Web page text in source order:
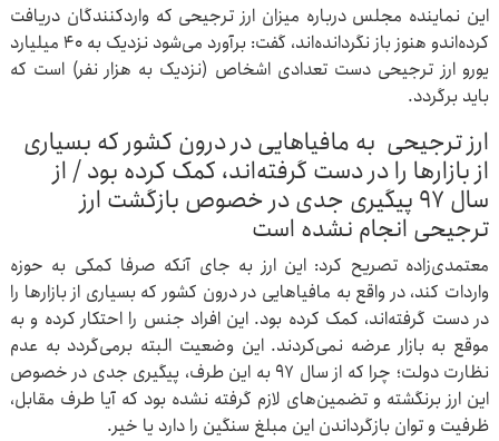
این نماینده مجلس درباره میزان ارز ترجیحی که واردکنندگان دریافت
کرده‌اندو هنوز باز نگردانده‌اند، گفت: برآورد می‌شود نزدیک به ۴۰ میلیارد
یورو ارز ترجیحی دست تعدادی اشخاص (نزدیک به هزار نفر) است که
باید برگردد.
ارز ترجیحی به مافیاهایی در درون کشور که بسیاری
از بازارها را در دست گرفته‌اند، کمک کرده بود / از
سال ۹۷ پیگیری جدی در خصوص بازگشت ارز
ترجیحی انجام نشده است
معتمدی‌زاده تصریح کرد: این ارز به جای آنکه صرفا کمکی به حوزه
واردات کند، در واقع به مافیاهایی در درون کشور که بسیاری از بازارها را
در دست گرفته‌اند، کمک کرده بود. این افراد جنس را احتکار کرده و به
موقع به بازار عرضه نمی‌کردند. این وضعیت البته برمی‌گردد به عدم
نظارت دولت؛ چرا که از سال ۹۷ به این طرف، پیگیری جدی در خصوص
این ارز برنگشته و تضمین‌های لازم گرفته نشده بود که آیا طرف مقابل،
ظرفیت و توان بازگرداندن این مبلغ سنگین را دارد یا خیر.